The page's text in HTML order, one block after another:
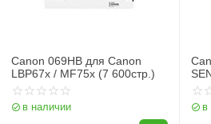
Canon 069HB для Canon
LBP67x / MF75x (7 600стр.)
в наличии в